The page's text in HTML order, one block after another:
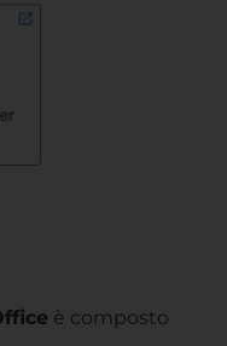
è composto